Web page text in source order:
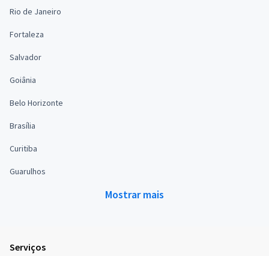
Rio de Janeiro
Fortaleza
Salvador
Goiânia
Belo Horizonte
Brasília
Curitiba
Guarulhos
Mostrar mais
Serviços